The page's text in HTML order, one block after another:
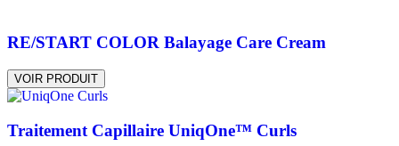
RE/START COLOR Balayage Care Cream
VOIR PRODUIT
Traitement Capillaire UniqOne™ Curls